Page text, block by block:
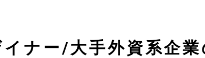
イナー/大手外資系企